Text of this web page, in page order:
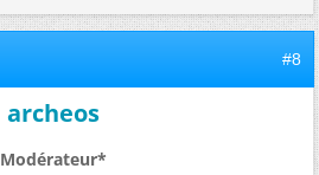
#8
archeos
Modérateur*